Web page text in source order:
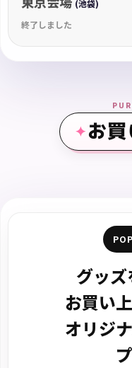
(池袋)
終了しました
お
グッズ
お買い
オリジ